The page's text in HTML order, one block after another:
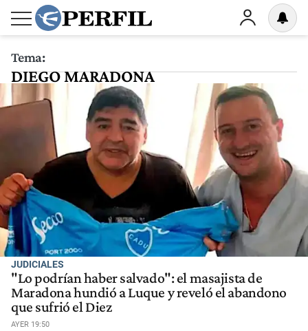
Tema:
DIEGO MARADONA
JUDICIALES
"Lo podrían haber salvado": el masajista de
Maradona hundió a Luque y reveló el abandono
que sufrió el Diez
AYER 19:50